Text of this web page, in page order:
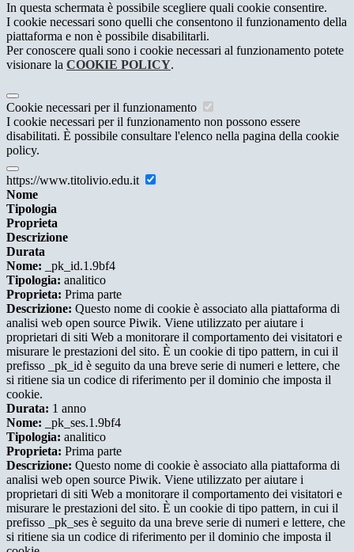
In questa schermata è possibile scegliere quali cookie consentire.
I cookie necessari sono quelli che consentono il funzionamento della
piattaforma e non è possibile disabilitarli.
Per conoscere quali sono i cookie necessari al funzionamento potete
visionare la COOKIE POLICY.
Cookie necessari per il funzionamento
I cookie necessari per il funzionamento non possono essere
disabilitati. È possibile consultare l'elenco nella pagina della cookie
policy.
https://www.titolivio.edu.it
Nome
Tipologia
Proprieta
Descrizione
Durata
Nome: _pk_id.1.9bf4
Tipologia: analitico
Proprieta: Prima parte
Descrizione: Questo nome di cookie è associato alla piattaforma di
analisi web open source Piwik. Viene utilizzato per aiutare i
proprietari di siti Web a monitorare il comportamento dei visitatori e
misurare le prestazioni del sito. È un cookie di tipo pattern, in cui il
prefisso _pk_id è seguito da una breve serie di numeri e lettere, che
si ritiene sia un codice di riferimento per il dominio che imposta il
cookie.
Durata: 1 anno
Nome: _pk_ses.1.9bf4
Tipologia: analitico
Proprieta: Prima parte
Descrizione: Questo nome di cookie è associato alla piattaforma di
analisi web open source Piwik. Viene utilizzato per aiutare i
proprietari di siti Web a monitorare il comportamento dei visitatori e
misurare le prestazioni del sito. È un cookie di tipo pattern, in cui il
prefisso _pk_ses è seguito da una breve serie di numeri e lettere, che
si ritiene sia un codice di riferimento per il dominio che imposta il